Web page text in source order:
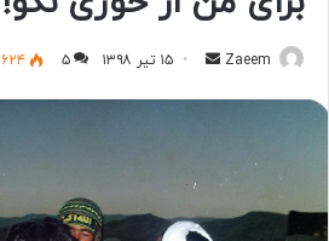
Zaeem ۱۵ تیر ۱۳۹۸ ۵ ۶۲۴